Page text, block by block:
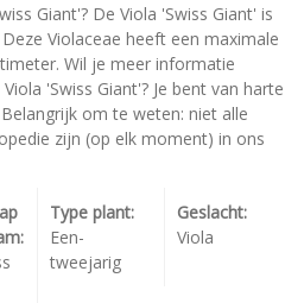
Giant'? De Viola 'Swiss Giant' is
Violaceae heeft een maximale
Wil je meer informatie
'Swiss Giant'? Je bent van harte
om te weten: niet alle
zijn (op elk moment) in ons
Type plant:
Een-
tweejarig
Geslacht:
Viola